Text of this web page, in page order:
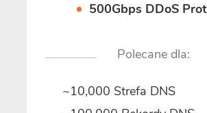
500Gbps DDoS
Polecane dla:
~10,000 Strefa DNS